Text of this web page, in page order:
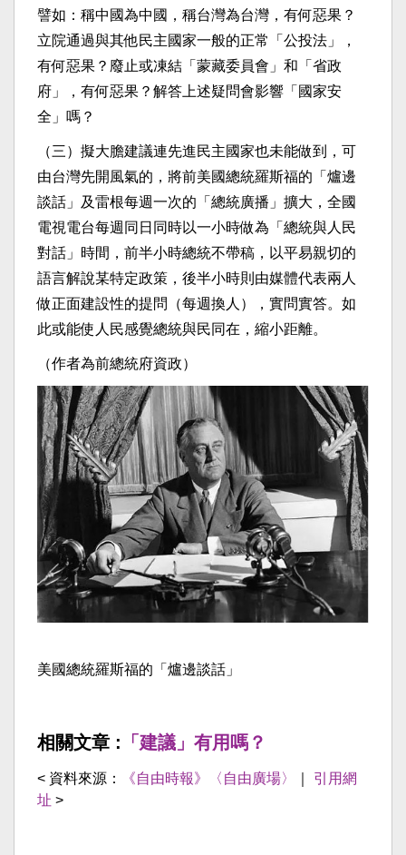
譬如：稱中國為中國，稱台灣為台灣，有何惡果？
立院通過與其他民主國家一般的正常「公投法」，
有何惡果？廢止或凍結「蒙藏委員會」和「省政
府」，有何惡果？解答上述疑問會影響「國家安
全」嗎？
（三）擬大膽建議連先進民主國家也未能做到，可
由台灣先開風氣的，將前美國總統羅斯福的「爐邊
談話」及雷根每週一次的「總統廣播」擴大，全國
電視電台每週同日同時以一小時做為「總統與人民
對話」時間，前半小時總統不帶稿，以平易親切的
語言解說某特定政策，後半小時則由媒體代表兩人
做正面建設性的提問（每週換人），實問實答。如
此或能使人民感覺總統與民同在，縮小距離。
（作者為前總統府資政）
美國總統羅斯福的「爐邊談話」
相關文章 : 「建議」有用嗎？
< 資料來源： 《自由時報》〈自由廣場〉
引用網
址 >